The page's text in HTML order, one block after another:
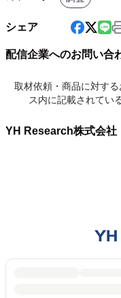
シェア
配信企業へのお問い合
取材依頼・商品に対す
ス内に記載されてい
YH Research株式会社